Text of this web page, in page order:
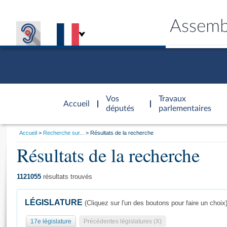
Accueil
d'accueil
Vos
députés
Travaux
parlementaires
Général
Vous
Accueil Recherche sur... Résultats de la recherche
Résultats de la recherche
1121055 résultats trouvés
LÉGISLATURE (Cliquez sur l'un des boutons pour faire un choix)
17e législature Précédentes législatures (X)